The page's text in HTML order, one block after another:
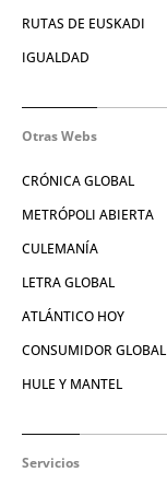
RUTAS DE EUSKADI
IGUALDAD
Otras Webs
CRÓNICA GLOBAL
METRÓPOLI ABIERTA
CULEMANÍA
LETRA GLOBAL
ATLÁNTICO HOY
CONSUMIDOR GLOBAL
HULE Y MANTEL
Servicios